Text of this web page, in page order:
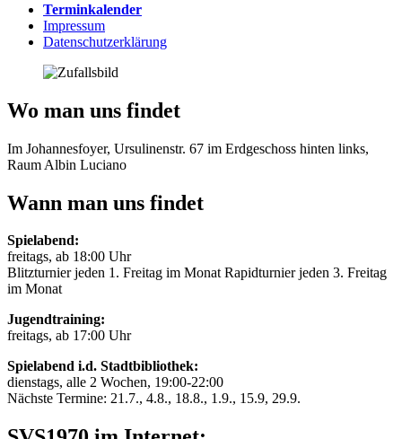
Terminkalender
Impressum
Datenschutzerklärung
Wo man uns findet
Im Johannesfoyer, Ursulinenstr. 67 im Erdgeschoss hinten links,
Raum Albin Luciano
Wann man uns findet
Spielabend:
freitags, ab 18:00 Uhr
Blitzturnier jeden 1. Freitag im Monat Rapidturnier jeden 3. Freitag
im Monat
Jugendtraining:
freitags, ab 17:00 Uhr
Spielabend i.d. Stadtbibliothek:
dienstags, alle 2 Wochen, 19:00-22:00
Nächste Termine: 21.7., 4.8., 18.8., 1.9., 15.9, 29.9.